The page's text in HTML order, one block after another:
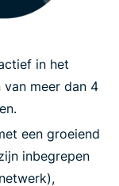
in het
meer dan 4
een groeiend
inbegrepen